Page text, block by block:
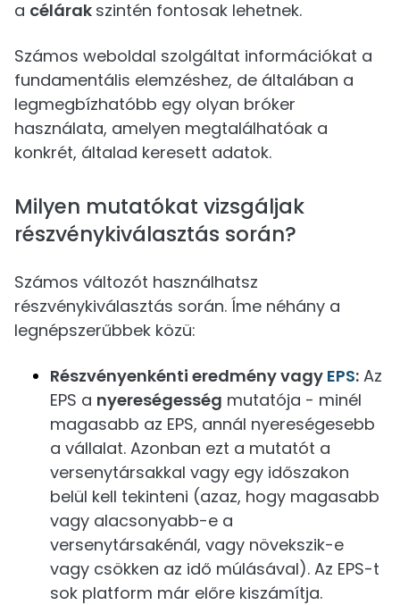
a célárak szintén fontosak lehetnek.
Számos weboldal szolgáltat információkat a
fundamentális elemzéshez, de általában a
legmegbízhatóbb egy olyan bróker
használata, amelyen megtalálhatóak a
konkrét, általad keresett adatok.
Milyen mutatókat vizsgáljak
részvénykiválasztás során?
Számos változót használhatsz
részvénykiválasztás során. Íme néhány a
legnépszerűbbek közü:
Részvényenkénti eredmény vagy EPS: Az
EPS a nyereségesség mutatója - minél
magasabb az EPS, annál nyereségesebb
a vállalat. Azonban ezt a mutatót a
versenytársakkal vagy egy időszakon
belül kell tekinteni (azaz, hogy magasabb
vagy alacsonyabb-e a
versenytársakénál, vagy növekszik-e
vagy csökken az idő múlásával). Az EPS-t
sok platform már előre kiszámítja.